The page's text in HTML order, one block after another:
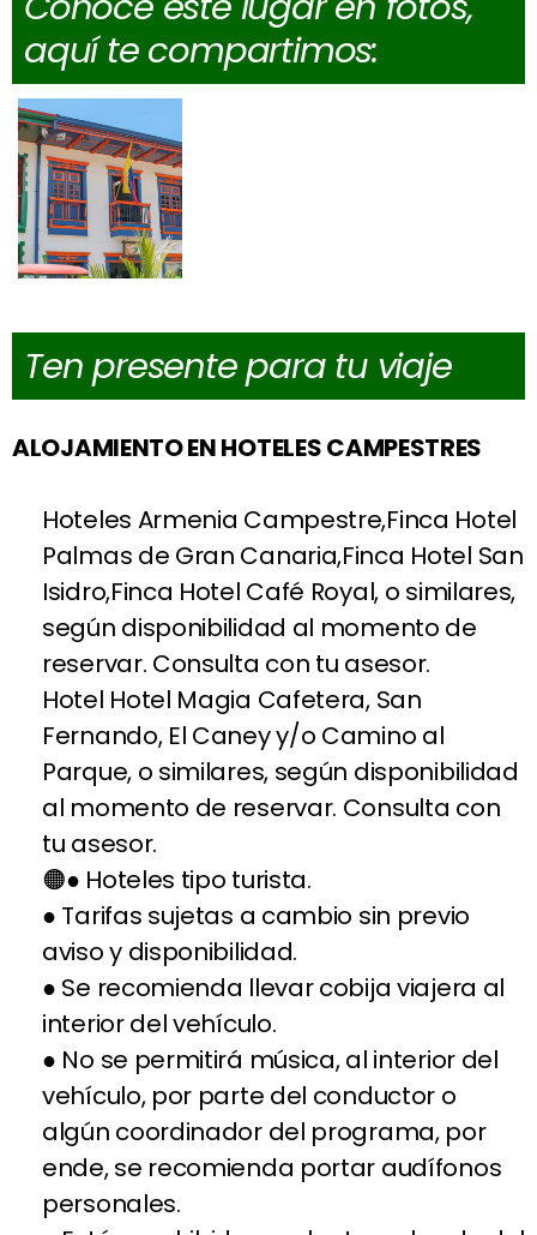
aquí te compartimos:
Ten presente para tu viaje
ALOJAMIENTO EN HOTELES CAMPESTRES
Hoteles Armenia Campestre,Finca Hotel
Palmas de Gran Canaria,Finca Hotel San
Isidro,Finca Hotel Café Royal, o similares,
según disponibilidad al momento de
reservar. Consulta con tu asesor.
Hotel Hotel Magia Cafetera, San
Fernando, El Caney y/o Camino al
Parque, o similares, según disponibilidad
al momento de reservar. Consulta con
tu asesor.
● Hoteles tipo turista.
● Tarifas sujetas a cambio sin previo
aviso y disponibilidad.
● Se recomienda llevar cobija viajera al
interior del vehículo.
● No se permitirá música, al interior del
vehículo, por parte del conductor o
algún coordinador del programa, por
ende, se recomienda portar audífonos
personales.